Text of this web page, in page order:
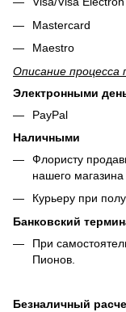
Mastercard
Maestro
Описание процесса
Электронными
PayPal
Наличными
Флористу
нашего
Курьеру при
Банковский
При
Пионов.
Безналичный